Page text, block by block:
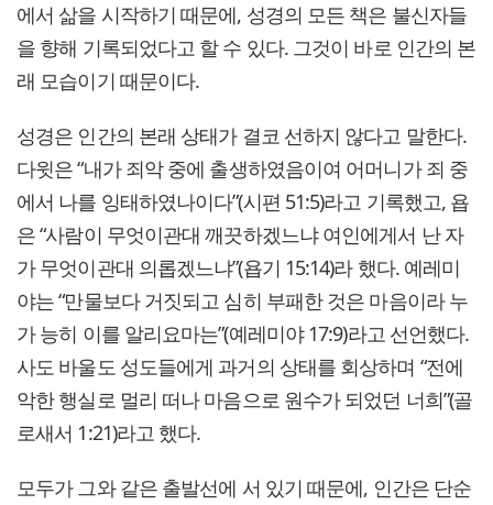
에서 삶을 시작하기 때문에, 성경의 모든 책은 불신자들
을 향해 기록되었다고 할 수 있다. 그것이 바로 인간의 본
래 모습이기 때문이다.
성경은 인간의 본래 상태가 결코 선하지 않다고 말한다.
다윗은 “내가 죄악 중에 출생하였음이여 어머니가 죄 중
에서 나를 잉태하였나이다”(시편 51:5)라고 기록했고, 욥
은 “사람이 무엇이관대 깨끗하겠느냐 여인에게서 난 자
가 무엇이관대 의롭겠느냐”(욥기 15:14)라 했다. 예레미
야는 “만물보다 거짓되고 심히 부패한 것은 마음이라 누
가 능히 이를 알리요마는”(예레미야 17:9)라고 선언했다.
사도 바울도 성도들에게 과거의 상태를 회상하며 “전에
악한 행실로 멀리 떠나 마음으로 원수가 되었던 너희”(골
로새서 1:21)라고 했다.
모두가 그와 같은 출발선에 서 있기 때문에, 인간은 단순